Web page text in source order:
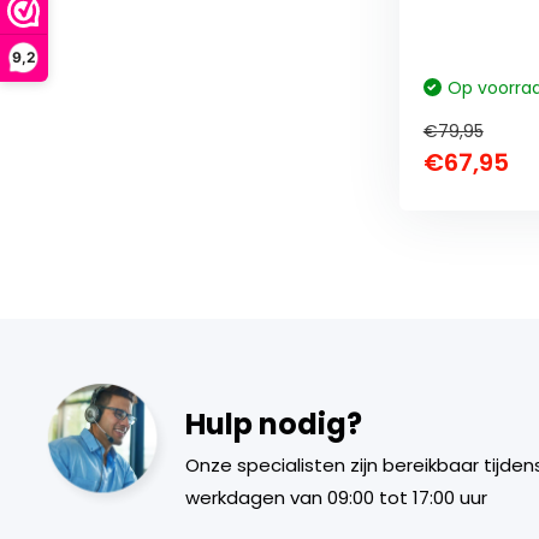
9,2
Op
€79,95
€67,95
Hulp nodig?
Onze specialisten zijn bereikbaar
werkdagen van 09:00 tot 17:00 uur